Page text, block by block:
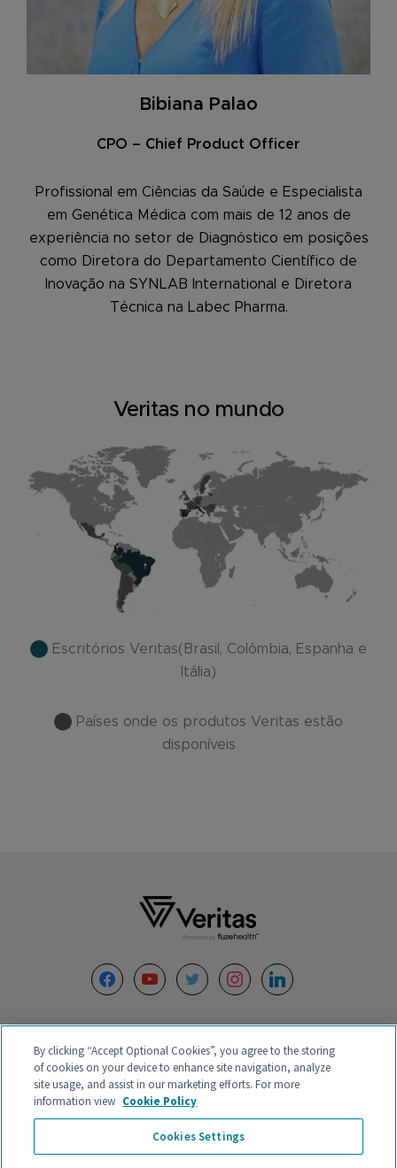
Bibiana Palao
CPO – Chief Product Officer
Profissional em Ciências da Saúde e Especialista
em Genética Médica com mais de 12 anos de
experiência no setor de Diagnóstico em posições
como Diretora do Departamento Científico de
Inovação na SYNLAB International e Diretora
Técnica na Labec Pharma.
Veritas no mundo
Escritórios Veritas(Brasil, Colômbia, Espanha e
Itália)
Países onde os produtos Veritas estão
disponíveis
facebookyoutubetwitterinstagram
linkedin
VERITAS INTERCONTINENTAL – CALLE ORENSE 58, 2ºC-D, 28020,
28046 MADRID, ESPAÑA – CIF B88132907 – CENTRO MÉDICO
By clicking “Accept Optional Cookies”, you agree to the storing
of cookies on your device to enhance site navigation, analyze
site usage, and assist in our marketing efforts. For more
information view Cookie Policy
Cookies Settings